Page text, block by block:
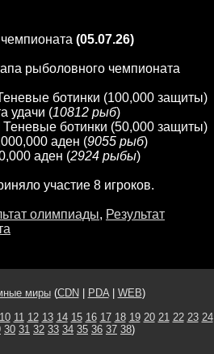
(05.07.26)
рыболовного чемпионата
ботинки (100,000 защиты)
удачи (10812 рыб)
Теневые ботинки (50,000 защиты)
аден (9055 рыб)
аден (2924 рыбы)
участие 8 игроков.
олимпиады, Результат
миры(CDN PDA| WEB)
10 11 12 13 14 15 16 17 18 19 20 21 22 23 24
30 31 32 33 34 35 36 37 38)